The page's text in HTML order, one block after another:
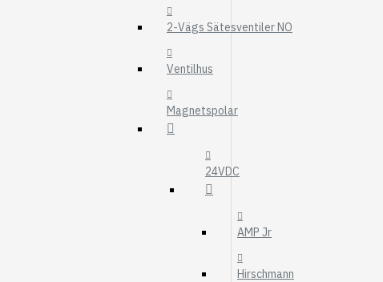
2-Vägs Sätesventiler NO
Ventilhus
Magnetspolar
24VDC
AMP Jr
Hirschmann